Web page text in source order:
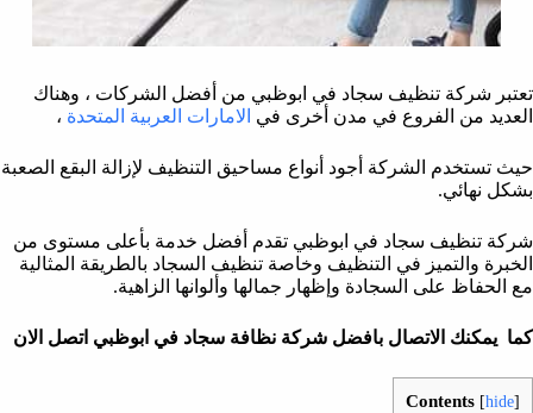
تعتبر شركة تنظيف سجاد في ابوظبي من أفضل الشركات ، وهناك
العديد من الفروع في مدن أخرى في الامارات العربية المتحدة ،
حيث تستخدم الشركة أجود أنواع مساحيق التنظيف لإزالة البقع الصعبة
بشكل نهائي.
شركة تنظيف سجاد في ابوظبي تقدم أفضل خدمة بأعلى مستوى من
الخبرة والتميز في التنظيف وخاصة تنظيف السجاد بالطريقة المثالية
مع الحفاظ على السجادة وإظهار جمالها وألوانها الزاهية.
كما يمكنك الاتصال بافضل شركة نظافة سجاد في ابوظبي اتصل الان
Contents [hide]